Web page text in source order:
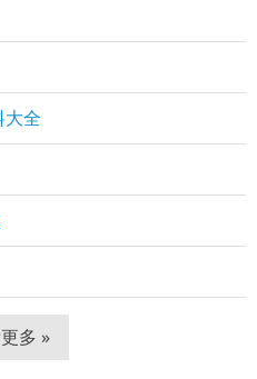
全
多 »